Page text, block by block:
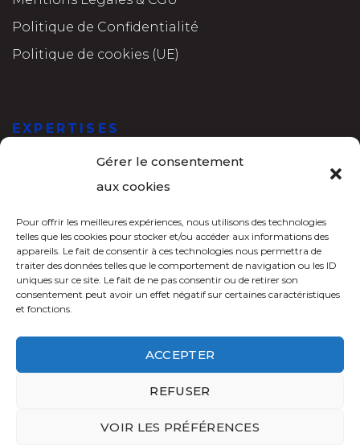
Gérer le consentement
aux cookies
Pour offrir les meilleures expériences, nous utilisons des technologies
telles que les cookies pour stocker et/ou accéder aux informations des
appareils. Le fait de consentir à ces technologies nous permettra de
traiter des données telles que le comportement de navigation ou les ID
uniques sur ce site. Le fait de ne pas consentir ou de retirer son
consentement peut avoir un effet négatif sur certaines caractéristiques
et fonctions.
ACCEPTER
REFUSER
VOIR LES PRÉFÉRENCES
Politique de Confidentialité
Politique de cookies (UE)
EXPERTISES
BT – HT Aériens Souterrains
Assistance à maitrise d’ouvrage
Etudes techniques – Réseaux électriques